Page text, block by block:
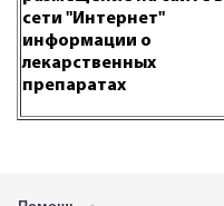
сети "Интернет"
информации о
лекарственных
препаратах